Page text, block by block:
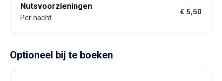
Nutsvoorzieningen
Per nacht
€ 5,50
Optioneel bij te boeken